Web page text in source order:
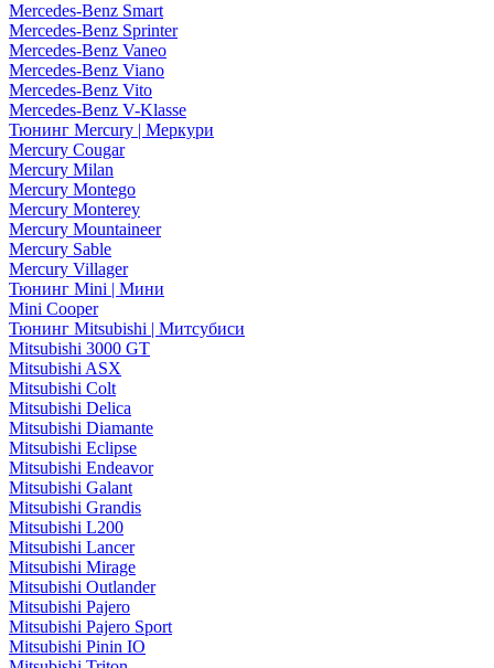
Mercedes-Benz Smart
Mercedes-Benz Sprinter
Mercedes-Benz Vaneo
Mercedes-Benz Viano
Mercedes-Benz Vito
Mercedes-Benz V-Klasse
Тюнинг Mercury | Меркури
Mercury Cougar
Mercury Milan
Mercury Montego
Mercury Monterey
Mercury Mountaineer
Mercury Sable
Mercury Villager
Тюнинг Mini | Мини
Mini Cooper
Тюнинг Mitsubishi | Митсубиси
Mitsubishi 3000 GT
Mitsubishi ASX
Mitsubishi Colt
Mitsubishi Delica
Mitsubishi Diamante
Mitsubishi Eclipse
Mitsubishi Endeavor
Mitsubishi Galant
Mitsubishi Grandis
Mitsubishi L200
Mitsubishi Lancer
Mitsubishi Mirage
Mitsubishi Outlander
Mitsubishi Pajero
Mitsubishi Pajero Sport
Mitsubishi Pinin IO